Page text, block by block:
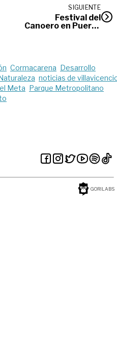
SIGUIENTE
Festival del
Canoero en Puerto
Cormacarena Desarrollo
noticias de
Meta Parque Metropolitano
GORILABS